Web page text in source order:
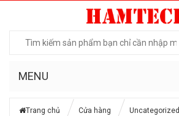
MENU
Trang chủ Cửa hàng Uncategorized